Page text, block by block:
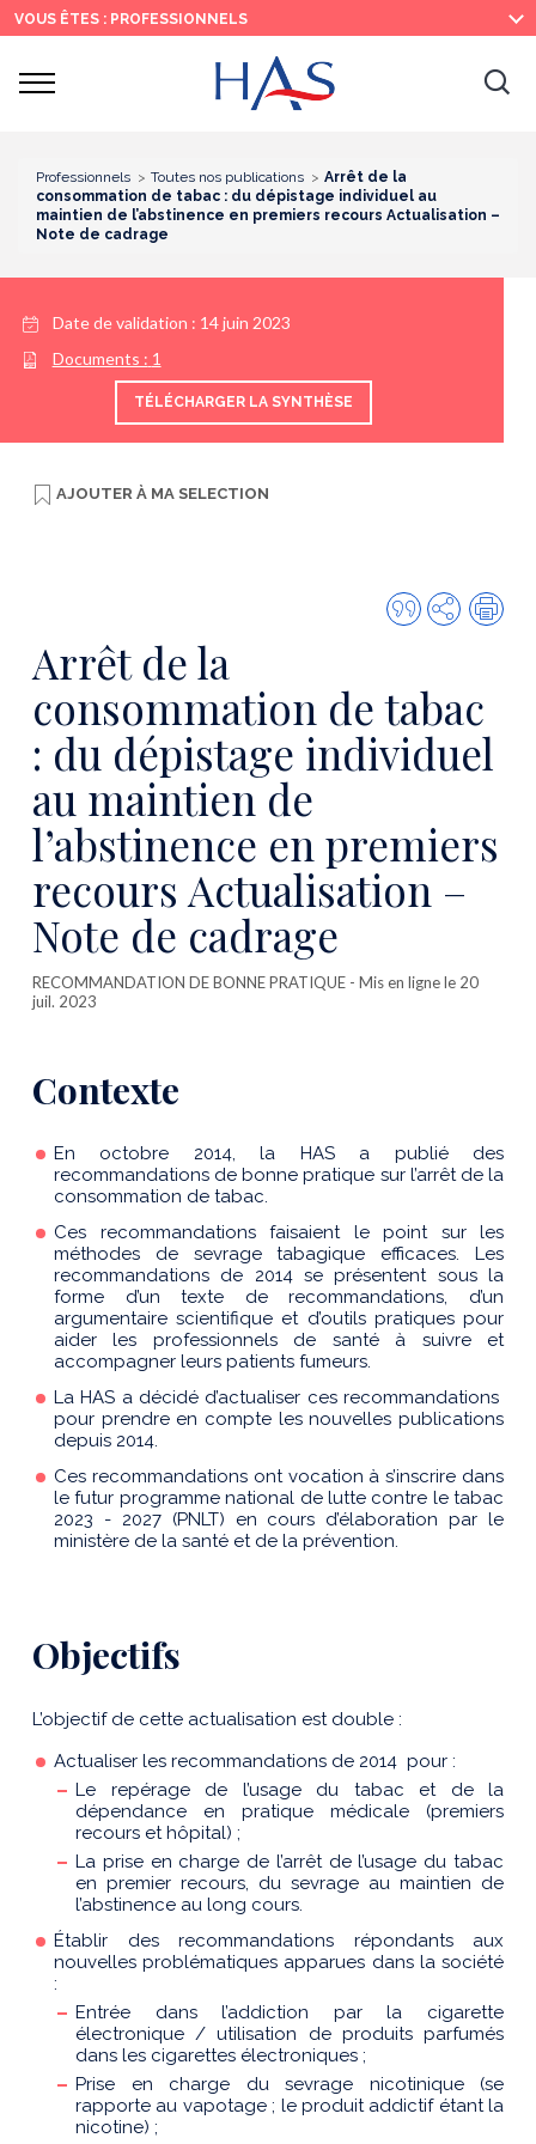
Recherche
Menu
principal
Contenu
principal
VOUS ÊTES : PROFESSIONNELS
Ouvrir
Professionnels Toutes nos publications
Arrêt de la
consommation de tabac : du dépistage individuel au
maintien de l’abstinence en premiers recours Actualisation –
Note de cadrage
Date de validation : 14 juin 2023
Documents : 1
TÉLÉCHARGER LA SYNTHÈSE
AJOUTER À MA SELECTION
Citer
cette
Partager
Arrêt de la
consommation de tabac
: du dépistage individuel
au maintien de
l’abstinence en premiers
recours Actualisation –
Note de cadrage
RECOMMANDATION DE BONNE PRATIQUE - Mis en ligne le 20
juil. 2023
Contexte
En octobre 2014, la HAS a publié des
recommandations de bonne pratique sur l’arrêt de la
consommation de tabac.
Ces recommandations faisaient le point sur les
méthodes de sevrage tabagique efficaces. Les
recommandations de 2014 se présentent sous la
forme d’un texte de recommandations, d’un
argumentaire scientifique et d’outils pratiques pour
aider les professionnels de santé à suivre et
accompagner leurs patients fumeurs.
La HAS a décidé d’actualiser ces recommandations
pour prendre en compte les nouvelles publications
depuis 2014.
Ces recommandations ont vocation à s’inscrire dans
le futur programme national de lutte contre le tabac
2023 - 2027 (PNLT) en cours d’élaboration par le
ministère de la santé et de la prévention.
Objectifs
L’objectif de cette actualisation est double :
Actualiser les recommandations de 2014 pour :
Le repérage de l’usage du tabac et de la
dépendance en pratique médicale (premiers
recours et hôpital) ;
La prise en charge de l’arrêt de l’usage du tabac
en premier recours, du sevrage au maintien de
l’abstinence au long cours.
Établir des recommandations répondants aux
nouvelles problématiques apparues dans la société
:
Entrée dans l’addiction par la cigarette
électronique / utilisation de produits parfumés
dans les cigarettes électroniques ;
Prise en charge du sevrage nicotinique (se
rapporte au vapotage ; le produit addictif étant la
nicotine) ;